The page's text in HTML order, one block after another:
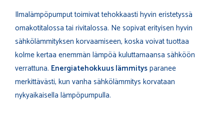
Ilmalämpöpumput toimivat tehokkaasti hyvin eristetyssä
omakotitalossa tai rivitalossa. Ne sopivat erityisen hyvin
sähkölämmityksen korvaamiseen, koska voivat tuottaa
kolme kertaa enemmän lämpöä kuluttamaansa sähköön
verrattuna. Energiatehokkuus lämmitysparanee
merkittävästi, kun vanha sähkölämmitys korvataan
nykyaikaisella lämpöpumpulla.